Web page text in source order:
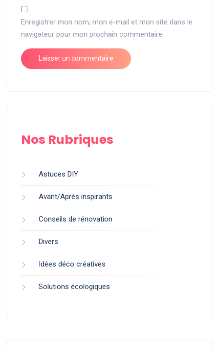
Enregistrer mon nom, mon e-mail et mon site dans le
navigateur pour mon prochain commentaire.
Nos Rubriques
Astuces DIY
Avant/Après inspirants
Conseils de rénovation
Divers
Idées déco créatives
Solutions écologiques